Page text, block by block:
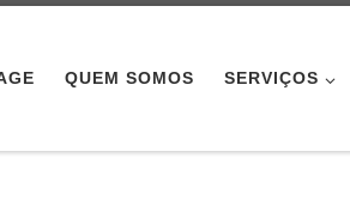
QUEM SOMOS SERVIÇOS